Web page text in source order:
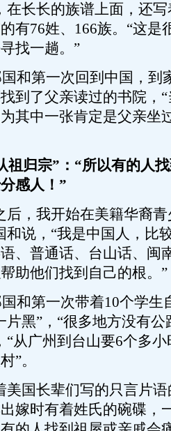
在长长的族谱上面，还写
有76姓、166族。“这是
找一趟。”
第一次回到中国，到
到了父亲读过的书院，
其中一张肯定是父亲坐
祖归宗”：“所以有的人
感人！”
，我开始在美籍华裔青
和说，“我是中国人，比
、普通话、台山话、闽
助他们找到自己的根。”
第一次带着10个学生
片黑”，“很多地方没有公
“从广州到台山要6个多
”。
国长辈们写的只言片语
嫁时有着姓氏的碗碟，